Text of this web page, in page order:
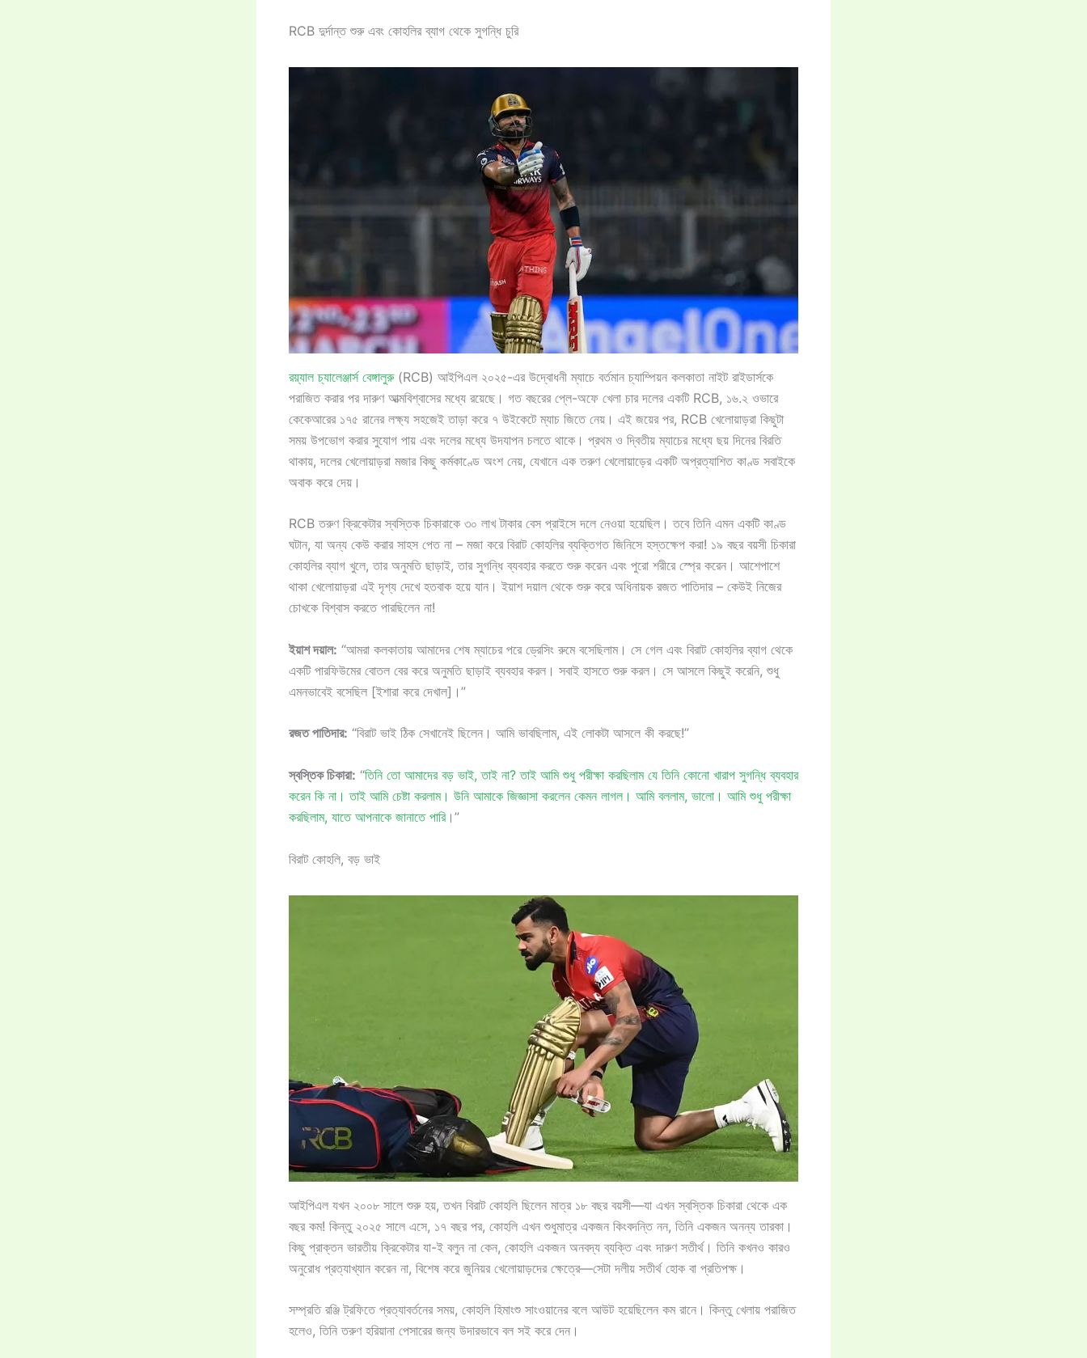
RCB দুর্দান্ত শুরু এবং কোহলির ব্যাগ থেকে সুগন্ধি চুরি
রয়্যাল চ্যালেঞ্জার্স বেঙ্গালুরু(RCB) আইপিএল ২০২৫-এর উদ্বোধনী ম্যাচে বর্তমান চ্যাম্পিয়ন কলকাতা নাইট রাইডার্সকে
পরাজিত করার পর দারুণ আত্মবিশ্বাসের মধ্যে রয়েছে। গত বছরের প্লে-অফে খেলা চার দলের একটি RCB, ১৬.২ ওভারে
কেকেআরের ১৭৫ রানের লক্ষ্য সহজেই তাড়া করে ৭ উইকেটে ম্যাচ জিতে নেয়। এই জয়ের পর, RCB খেলোয়াড়রা কিছুটা
সময় উপভোগ করার সুযোগ পায় এবং দলের মধ্যে উদযাপন চলতে থাকে। প্রথম ও দ্বিতীয় ম্যাচের মধ্যে ছয় দিনের বিরতি
থাকায়, দলের খেলোয়াড়রা মজার কিছু কর্মকাণ্ডে অংশ নেয়, যেখানে এক তরুণ খেলোয়াড়ের একটি অপ্রত্যাশিত কাণ্ড সবাইকে
অবাক করে দেয়।
RCB তরুণ ক্রিকেটার স্বস্তিক চিকারাকে ৩০ লাখ টাকার বেস প্রাইসে দলে নেওয়া হয়েছিল। তবে তিনি এমন একটি কাণ্ড
ঘটান, যা অন্য কেউ করার সাহস পেত না – মজা করে বিরাট কোহলির ব্যক্তিগত জিনিসে হস্তক্ষেপ করা! ১৯ বছর বয়সী চিকারা
কোহলির ব্যাগ খুলে, তার অনুমতি ছাড়াই, তার সুগন্ধি ব্যবহার করতে শুরু করেন এবং পুরো শরীরে স্প্রে করেন। আশেপাশে
থাকা খেলোয়াড়রা এই দৃশ্য দেখে হতবাক হয়ে যান। ইয়াশ দয়াল থেকে শুরু করে অধিনায়ক রজত পাতিদার – কেউই নিজের
চোখকে বিশ্বাস করতে পারছিলেন না!
ইয়াশ দয়াল: “আমরা কলকাতায় আমাদের শেষ ম্যাচের পরে ড্রেসিং রুমে বসেছিলাম। সে গেল এবং বিরাট কোহলির ব্যাগ থেকে
একটি পারফিউমের বোতল বের করে অনুমতি ছাড়াই ব্যবহার করল। সবাই হাসতে শুরু করল। সে আসলে কিছুই করেনি, শুধু
এমনভাবেই বসেছিল [ইশারা করে দেখাল]।”
রজত পাতিদার: “বিরাট ভাই ঠিক সেখানেই ছিলেন। আমি ভাবছিলাম, এই লোকটা আসলে কী করছে!”
স্বস্তিক চিকারা: “তিনি তো আমাদের বড় ভাই, তাই না? তাই আমি শুধু পরীক্ষা করছিলাম যে তিনি কোনো খারাপ সুগন্ধি ব্যবহার
করেন কি না। তাই আমি চেষ্টা করলাম। উনি আমাকে জিজ্ঞাসা করলেন কেমন লাগল। আমি বললাম, ভালো। আমি শুধু পরীক্ষা
করছিলাম, যাতে আপনাকে জানাতে পারি।”
বিরাট কোহলি, বড় ভাই
আইপিএল যখন ২০০৮ সালে শুরু হয়, তখন বিরাট কোহলি ছিলেন মাত্র ১৮ বছর বয়সী—যা এখন স্বস্তিক চিকারা থেকে এক
বছর কম! কিন্তু ২০২৫ সালে এসে, ১৭ বছর পর, কোহলি এখন শুধুমাত্র একজন কিংবদন্তি নন, তিনি একজন অনন্য তারকা।
কিছু প্রাক্তন ভারতীয় ক্রিকেটার যা-ই বলুন না কেন, কোহলি একজন অনবদ্য ব্যক্তি এবং দারুণ সতীর্থ। তিনি কখনও কারও
অনুরোধ প্রত্যাখ্যান করেন না, বিশেষ করে জুনিয়র খেলোয়াড়দের ক্ষেত্রে—সেটা দলীয় সতীর্থ হোক বা প্রতিপক্ষ।
সম্প্রতি রঞ্জি ট্রফিতে প্রত্যাবর্তনের সময়, কোহলি হিমাংশু সাংওয়ানের বলে আউট হয়েছিলেন কম রানে। কিন্তু খেলায় পরাজিত
হলেও, তিনি তরুণ হরিয়ানা পেসারের জন্য উদারভাবে বল সই করে দেন।